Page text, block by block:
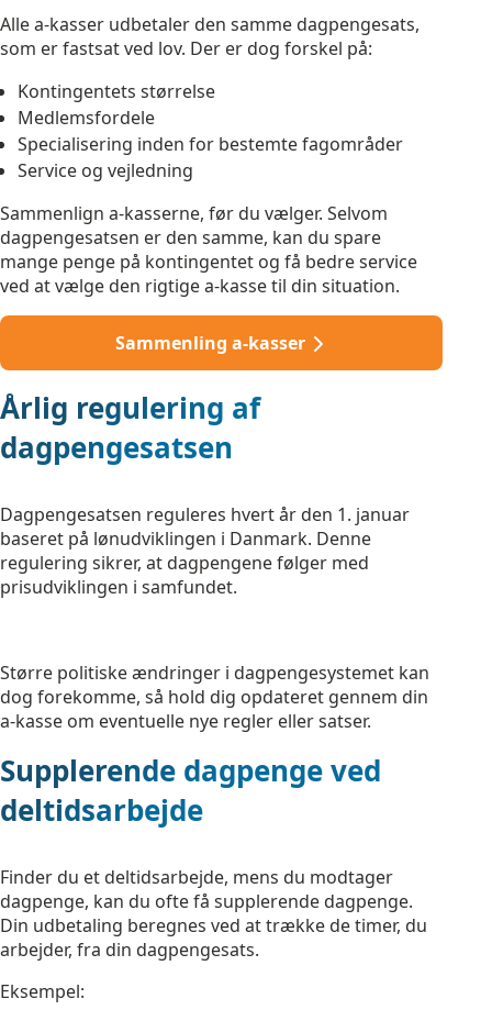
Alle a-kasser udbetaler den samme dagpengesats,
som er fastsat ved lov. Der er dog forskel på:
Kontingentets størrelse
Medlemsfordele
Specialisering inden for bestemte fagområder
Service og vejledning
Sammenlign a-kasserne, før du vælger. Selvom
dagpengesatsen er den samme, kan du spare
mange penge på kontingentet og få bedre service
ved at vælge den rigtige a-kasse til din situation.
Sammenling a-kasser
Årlig regulering af
dagpengesatsen
Dagpengesatsen reguleres hvert år den 1. januar
baseret på lønudviklingen i Danmark. Denne
regulering sikrer, at dagpengene følger med
prisudviklingen i samfundet.
Større politiske ændringer i dagpengesystemet kan
dog forekomme, så hold dig opdateret gennem din
a-kasse om eventuelle nye regler eller satser.
Supplerende dagpenge ved
deltidsarbejde
Finder du et deltidsarbejde, mens du modtager
dagpenge, kan du ofte få supplerende dagpenge.
Din udbetaling beregnes ved at trække de timer, du
arbejder, fra din dagpengesats.
Eksempel: